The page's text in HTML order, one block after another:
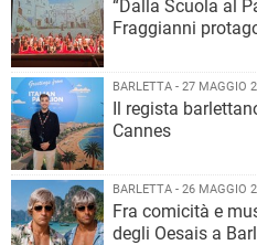
“Dalla Scuola al
Fraggianni
BARLETTA - 27 MAGGIO
Il regista
Cannes
BARLETTA - 26 MAGGIO
Fra comicità e
degli Oesais a